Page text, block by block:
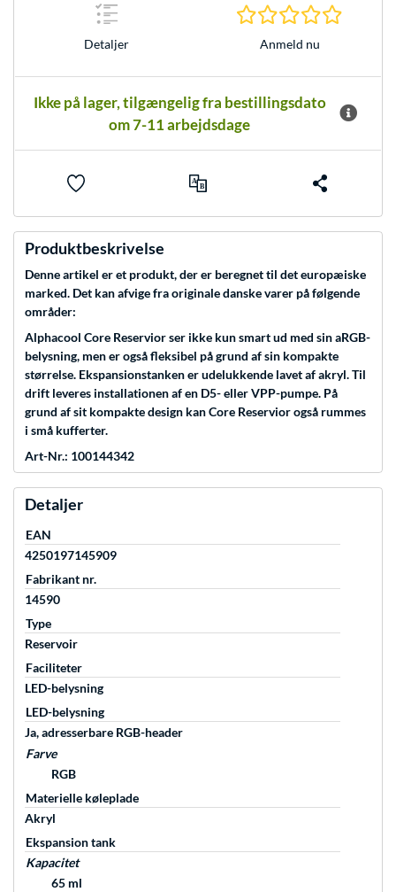
Detaljer Anmeld nu
Ikke på lager, tilgængelig fra bestillingsdato
om 7-11 arbejdsdage
Produktbeskrivelse
Denne artikel er et produkt, der er beregnet til det europæiske
marked. Det kan afvige fra originale danske varer på følgende
områder:
Alphacool Core Reservior ser ikke kun smart ud med sin aRGB-
belysning, men er også fleksibel på grund af sin kompakte
størrelse. Ekspansionstanken er udelukkende lavet af akryl. Til
drift leveres installationen af en D5- eller VPP-pumpe. På
grund af sit kompakte design kan Core Reservior også rummes
i små kufferter.
Art-Nr.: 100144342
Detaljer
EAN
4250197145909
Fabrikant nr.
14590
Type
Reservoir
Faciliteter
LED-belysning
LED-belysning
Ja, adresserbare RGB-header
Farve
RGB
Materielle køleplade
Akryl
Ekspansion tank
Kapacitet
65 ml